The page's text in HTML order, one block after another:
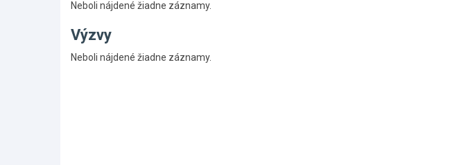
Neboli nájdené žiadne záznamy.
Výzvy
Neboli nájdené žiadne záznamy.